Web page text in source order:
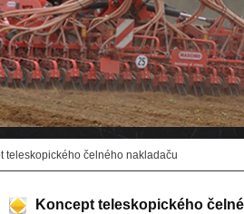
teleskopického čelného nakladaču
Koncept teleskopického